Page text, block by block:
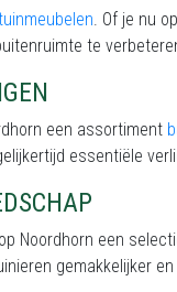
. Of je nu
te
een assortiment
essentiële
Noordhorn een
gemakkelijker